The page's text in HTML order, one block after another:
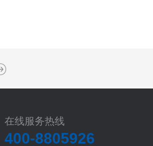
在线服务热线
400-8805926